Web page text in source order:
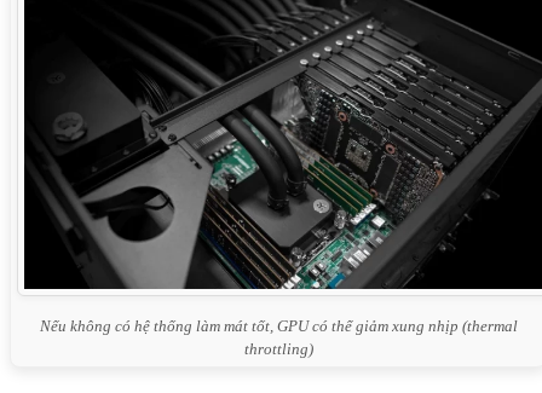
Nếu không có hệ thống làm mát tốt, GPU có thể giảm xung nhịp (thermal
throttling)